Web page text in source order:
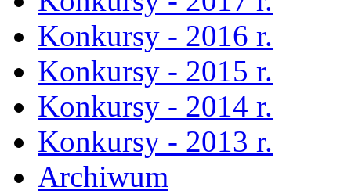
Konkursy - 2016 r.
Konkursy - 2015 r.
Konkursy - 2014 r.
Konkursy - 2013 r.
Archiwum